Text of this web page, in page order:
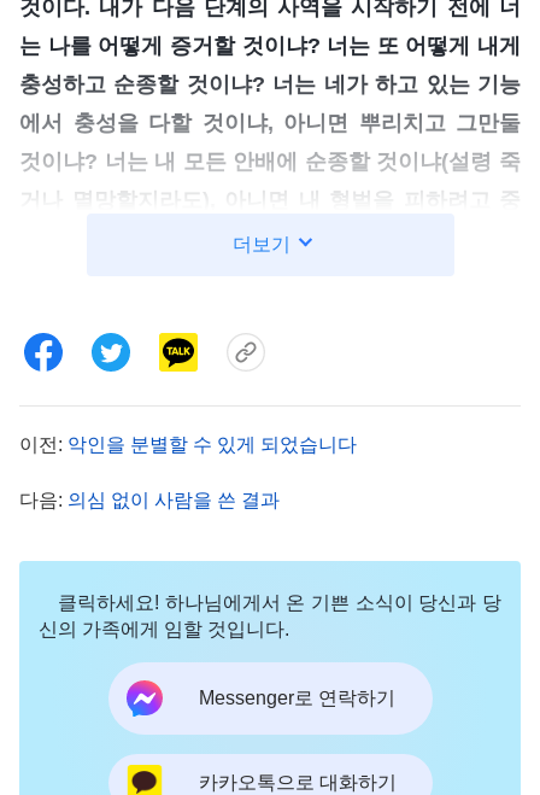
것이다. 내가 다음 단계의 사역을 시작하기 전에 너
는 나를 어떻게 증거할 것이냐? 너는 또 어떻게 내게
충성하고 순종할 것이냐? 너는 네가 하고 있는 기능
에서 충성을 다할 것이냐, 아니면 뿌리치고 그만둘
것이냐? 너는 내 모든 안배에 순종할 것이냐(설령 죽
거나 멸망할지라도), 아니면 내 형벌을 피하려고 중
도에 도망칠 것이냐? 내가 너를 형벌하는 것 또한 너
치기 위함이고, 앞으로의 사역을 원활하게 진행하기
의 생명과 생존의 의의를 가치 없는 한 줌의 흙처럼
나의 사역이 대체 어떤 것일지 네가 알 수 있겠느냐?
의를 알아야 하며, 더욱이 나를 믿는 것이 어떤 의의
를 가지는지 알아야 한다.』(＜말씀ㆍ1권 하나님의 현
현과 사역ㆍ‘믿음
’에 대해 너는 어떻게 알고 있느냐＞ 중에
하나님의 말씀이 돌연 저를 일깨웠습니다. ‘그래,
하나님이 바라시는 것은 사람의 충성과 순종이야. 사
더보기
이전: 악인을 분별할 수 있게 되었습니다
다음: 의심 없이 사람을 쓴 결과
클릭하세요! 하나님에게서 온 기쁜 소식이 당신과 당
신의 가족에게 임할 것입니다.
Messenger로 연락하기
카카오톡으로 대화하기